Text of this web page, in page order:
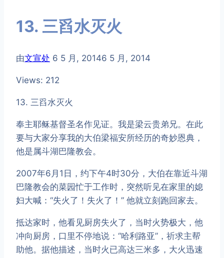
13. 三舀水灭火
由文宣处 6 5 月, 20146 5 月, 2014
Views: 212
13. 三舀水灭火
奉主耶稣基督圣名作见证。我是梁云贵弟兄。在此
要与大家分享我的大伯梁福安所经历的奇妙恩典，
他是属斗湖巴隆教会。
2007年6月1日，约下午4时30分，大伯在靠近斗湖
巴隆教会的菜园忙于工作时，突然听见在家里的媳
妇大喊：“失火了！失火了！” 他就立刻跑回家去。
抵达家时，他看见厨房失火了，当时火势极大，他
冲向厨房，口里不停地说：“哈利路亚”，祈求主帮
助他。据他描述，当时火已高达三米多，大火迅速